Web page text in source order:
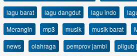
lagu barat
lagu dangdut lagu indo
Merangin
mp3 musik musik barat
news
olahraga pemprov jambi pilgub